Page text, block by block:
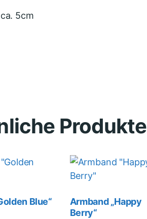
5cm
Produkte
Blue“
Armband „Happy
Berry“